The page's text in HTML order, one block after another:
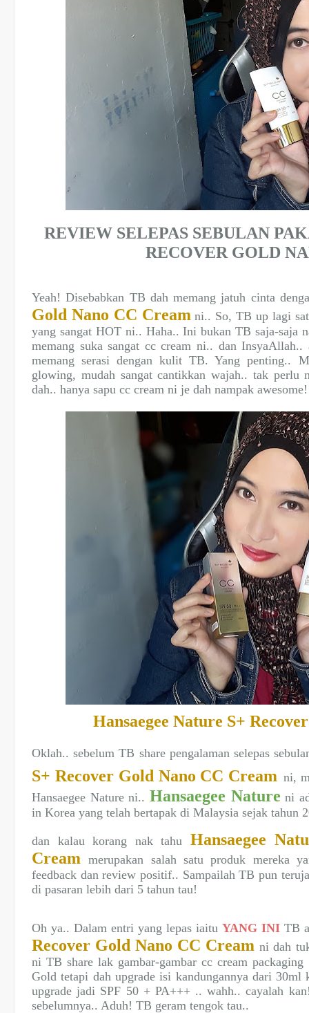
REVIEW SELEPAS SEBULAN
RECOVER GOLD
Yeah! Disebabkan TB dah memang jatuh cinta
Gold Nano CC Creamni.. So, TB up lagi
yang sangat HOT ni.. Haha.. Ini bukan TB saja-saja
memang suka sangat cc cream ni.. dan
memang serasi dengan kulit TB. Yang penting..
glowing, mudah sangat cantikkan wajah.. tak
dah.. hanya sapu cc cream ni je dah nampak
Hansaegee Nature S+
Oklah.. sebelum TB share pengalaman selepas
S+ Recover Gold Nano CC Cream ni,
Hansaegee Nature ni.. Hansaegee Nature ni
in Korea yang telah bertapak di Malaysia sejak tahun
dan kalau korang nak tahu Hansaegee
Cream
merupakan salah satu produk mereka
feedback dan review positif.. Sampailah TB pun
di pasaran lebih dari 5 tahun tau!
Oh ya.. Dalam entri yang lepas iaitu YANG INI TB
Recover Gold Nano CC Creamni dah
ni TB share lak gambar-gambar cc cream
Gold tetapi dah upgrade isi kandungannya dari
upgrade jadi SPF 50 + PA+++ .. wahh.. cayalah
sebelumnya.. Aduh! TB geram tengok tau..